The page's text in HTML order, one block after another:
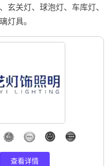
玄关灯、球泡灯、车库灯、
灯具。
查看详情